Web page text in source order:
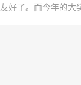
友好了。而今年的大